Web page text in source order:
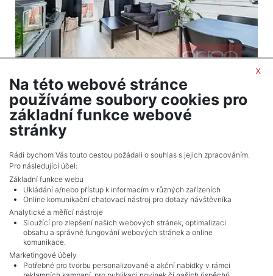
Byt na prodej / 3+kk / 78 m2
Praha 9 - Kyje
11 505 000 Kč (za nemovitost) Cena včetně
provize a právního servisu
x
Na této webové stránce
používáme soubory cookies pro
základní funkce webové
stránky
Rádi bychom Vás touto cestou požádali o souhlas s jejich zpracováním.
Pro následující účel:
Základní funkce webu
Ukládání a/nebo přístup k informacím v různých zařízeních
Online komunikační chatovací nástroj pro dotazy návštěvníka
Analytické a měřící nástroje
Sloužící pro zlepšení našich webových stránek, optimalizaci
obsahu a správné fungování webových stránek a online
komunikace.
Marketingové účely
Potřebné pro tvorbu personalizované a akční nabídky v rámci